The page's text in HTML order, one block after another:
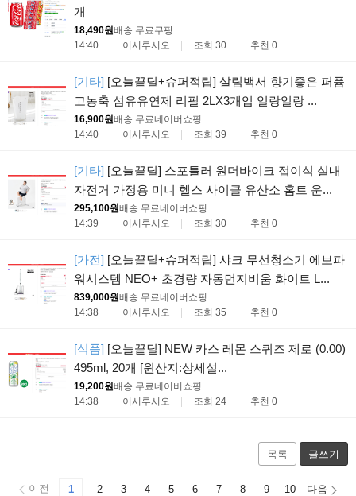
개
18,490원배송 무료 쿠팡
14:40
이시루시오 조회 30 추천 0
[기타] [오늘끝딜+슈퍼적립] 살림백서 향기좋은 퍼퓸
고농축 섬유유연제 리필 2LX3개입 일랑일랑 ...
16,900원배송 무료네이버쇼핑
14:40
이시루시오 조회 39 추천 0
[기타] [오늘끝딜] 스포틀러 원더바이크 접이식 실내
자전거 가정용 미니 헬스 사이클 유산소 홈트 운...
295,100원배송 무료네이버쇼핑
14:39
이시루시오 조회 30 추천 0
[가전] [오늘끝딜+슈퍼적립] 샤크 무선청소기 에보파
워시스템 NEO+ 초경량 자동먼지비움 화이트 L...
839,000원배송 무료네이버쇼핑
14:38
이시루시오 조회 35 추천 0
[식품] [오늘끝딜] NEW 카스 레몬 스퀴즈 제로 (0.00)
495ml, 20개 [원산지:상세설...
19,200원배송 무료네이버쇼핑
14:38
이시루시오 조회 24 추천 0
목록 글쓰기
이전 1 2 3 4 5 6 7 8 9 10 다음